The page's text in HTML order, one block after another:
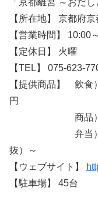
「京都離宮 ～おだ
【所在地】 京都府
【営業時間】 10:00
【定休日】 火曜
【TEL】 075-623-
【提供商品】 飲食
円
商品）だし
弁当）だし巻
抜）～
【ウェブサイト】
【駐車場】 45台